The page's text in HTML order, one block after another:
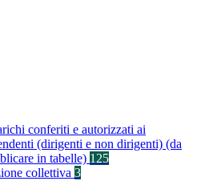
conferiti e autorizzati ai
(dirigenti e non dirigenti) (da
in tabelle) 125
collettiva 3